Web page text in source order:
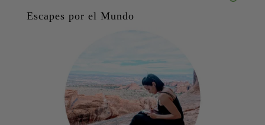
Escapes por el Mundo